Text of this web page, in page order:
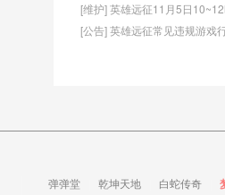
[维护] 英雄远征11月5日
[公告] 英雄远征常见违规游戏
弹弹堂 乾坤天地 白蛇传奇